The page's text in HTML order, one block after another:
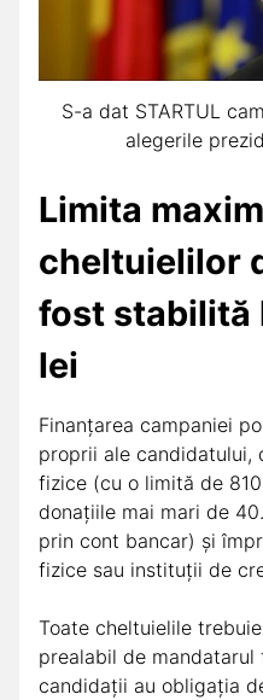
S-a dat STARTUL
alegerile
Limita
cheltuielilor
fost stabilită
lei
Finanțarea campaniei
proprii ale candidatului,
fizice (cu o limită de
donațiile mai mari de
prin cont bancar) și
fizice sau instituții de
Toate cheltuielile
prealabil de
candidații au obligația